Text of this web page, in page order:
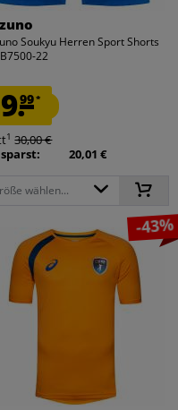
Soukyu Herren Sport Shorts
22
9.99*
1 30,00 €
20,01 €
wählen...
-43%